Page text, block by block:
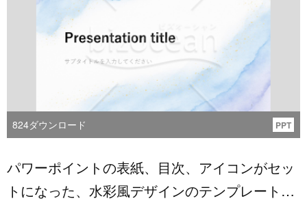
824ダウンロード PPT
パワーポイントの表紙、目次、アイコンがセッ
トになった、水彩風デザインのテンプレートで